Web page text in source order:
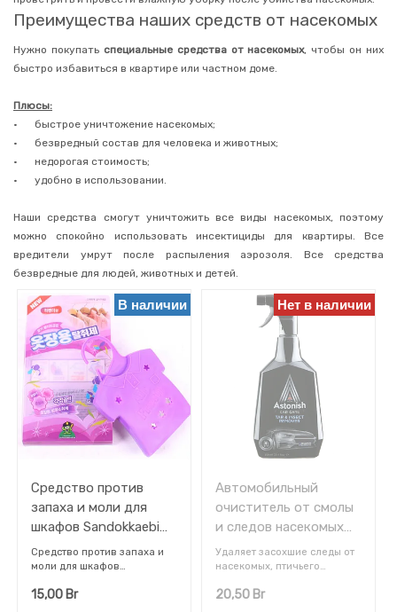
Средства
против
Тараканы
Моль
Комары
Клещи
Мухи
Клопы
Блохи
Средства
для
ковров,
мебели
Средства
для
прочистки
труб
Средства
для
Красота
здоровье
Детям
мамам
Здоровье
Преимущества наших средств от насекомых
Нужно покупать специальные средства от насекомых, чтобы он них
быстро избавиться в квартире или частном доме.
Плюсы:
•
быстрое уничтожение насекомых;
•
безвредный состав для человека и животных;
•
недорогая стоимость;
•
удобно в использовании.
Наши средства смогут уничтожить все виды насекомых, поэтому
можно спокойно использовать инсектициды для квартиры. Все
вредители умрут после распыления аэрозоля. Все средства
безвредные для людей, животных и детей.
В наличии
Средство против
запаха и моли для
шкафов Sandokkaebi
Лаванда, 4 гр
Средство против запаха и
моли для шкафов
Микрочастицы
15,00 Br
Нет в наличии
Автомобильный
очиститель от смолы
и следов насекомых
Astonish 750 мл
Удаляет засохшие следы от
насекомых, птичьего
и топлива.
20,50Br